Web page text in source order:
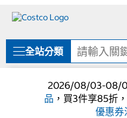
單
全站分類
2026/08/03-08/
品 ，買3件享85折
優惠券